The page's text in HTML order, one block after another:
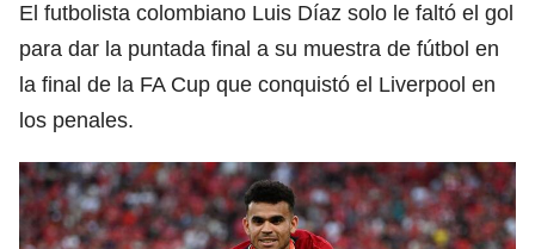
El futbolista colombiano Luis Díaz solo le faltó el gol
para dar la puntada final a su muestra de fútbol en
la final de la FA Cup que conquistó el Liverpool en
los penales.